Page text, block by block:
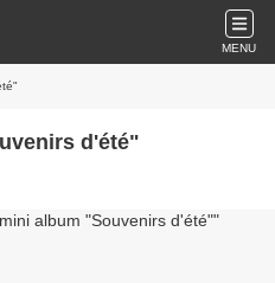
MENU
d'été"